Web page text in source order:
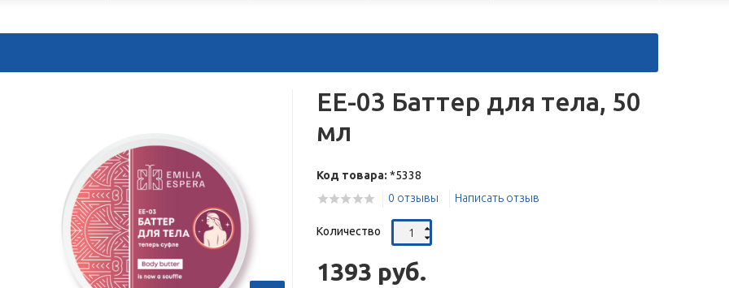
EE-03 Баттер для тела, 50
мл
Код товара: *5338
0 отзывы
Написать отзыв
Количество
1393 руб.